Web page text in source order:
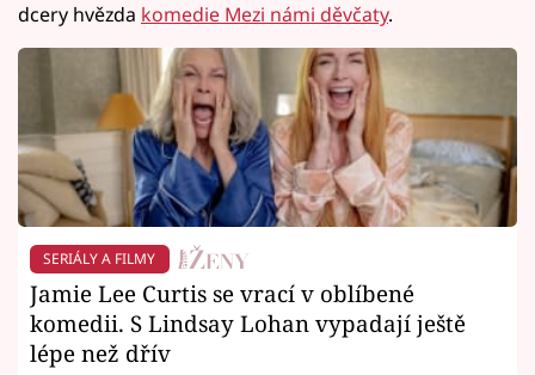
dcery hvězda komedie Mezi námi děvčaty.
SERIÁLY A FILMY
Jamie Lee Curtis se vrací v oblíbené
komedii. S Lindsay Lohan vypadají ještě
lépe než dřív